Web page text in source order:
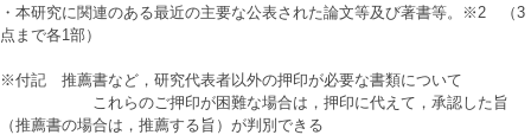
・本研究に関連のある最近の主要な公表された論文等及び著書等。※2 （3
点まで各1部）
※付記 推薦書など，研究代表者以外の押印が必要な書類について
これらのご押印が困難な場合は，押印に代えて，承認した旨
（推薦書の場合は，推薦する旨）が判別できる